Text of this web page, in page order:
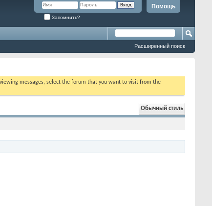
Помощь
Запомнить?
Расширенный поиск
messages, select the forum that you want to visit from the